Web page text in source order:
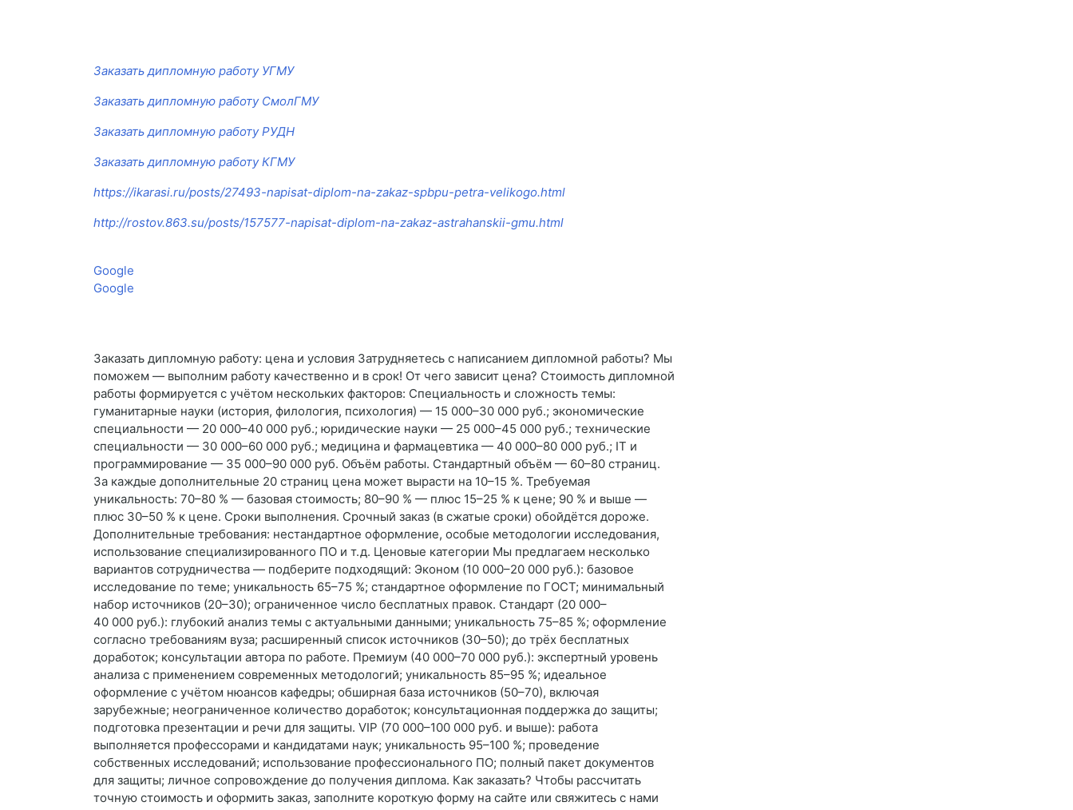
Заказать дипломную работу УГМУ
Заказать дипломную работу СмолГМУ
Заказать дипломную работу РУДН
Заказать дипломную работу КГМУ
https://ikarasi.ru/posts/27493-napisat-diplom-na-zakaz-spbpu-petra-velikogo.html
http://rostov.863.su/posts/157577-napisat-diplom-na-zakaz-astrahanskii-gmu.html
Google
Google
Заказать дипломную работу: цена и условия Затрудняетесь с написанием дипломной работы? Мы
поможем — выполним работу качественно и в срок! От чего зависит цена? Стоимость дипломной
работы формируется с учётом нескольких факторов: Специальность и сложность темы:
гуманитарные науки (история, филология, психология) — 15 000–30 000 руб.; экономические
специальности — 20 000–40 000 руб.; юридические науки — 25 000–45 000 руб.; технические
специальности — 30 000–60 000 руб.; медицина и фармацевтика — 40 000–80 000 руб.; IT и
программирование — 35 000–90 000 руб. Объём работы. Стандартный объём — 60–80 страниц.
За каждые дополнительные 20 страниц цена может вырасти на 10–15 %. Требуемая
уникальность: 70–80 % — базовая стоимость; 80–90 % — плюс 15–25 % к цене; 90 % и выше —
плюс 30–50 % к цене. Сроки выполнения. Срочный заказ (в сжатые сроки) обойдётся дороже.
Дополнительные требования: нестандартное оформление, особые методологии исследования,
использование специализированного ПО и т. д. Ценовые категории Мы предлагаем несколько
вариантов сотрудничества — подберите подходящий: Эконом (10 000–20 000 руб.): базовое
исследование по теме; уникальность 65–75 %; стандартное оформление по ГОСТ; минимальный
набор источников (20–30); ограниченное число бесплатных правок. Стандарт (20 000–
40 000 руб.): глубокий анализ темы с актуальными данными; уникальность 75–85 %; оформление
согласно требованиям вуза; расширенный список источников (30–50); до трёх бесплатных
доработок; консультации автора по работе. Премиум (40 000–70 000 руб.): экспертный уровень
анализа с применением современных методологий; уникальность 85–95 %; идеальное
оформление с учётом нюансов кафедры; обширная база источников (50–70), включая
зарубежные; неограниченное количество доработок; консультационная поддержка до защиты;
подготовка презентации и речи для защиты. VIP (70 000–100 000 руб. и выше): работа
выполняется профессорами и кандидатами наук; уникальность 95–100 %; проведение
собственных исследований; использование профессионального ПО; полный пакет документов
для защиты; личное сопровождение до получения диплома. Как заказать? Чтобы рассчитать
точную стоимость и оформить заказ, заполните короткую форму на сайте или свяжитесь с нами